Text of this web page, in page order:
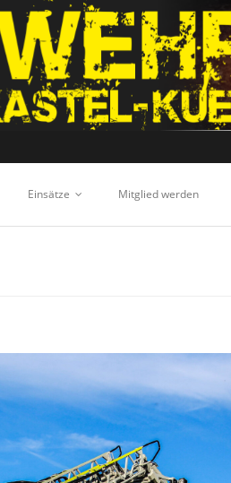
Einsätze Mitglied werden